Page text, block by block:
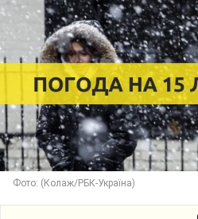
Фото: (Колаж/РБК-Україна)